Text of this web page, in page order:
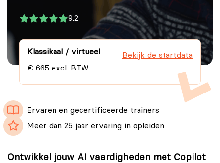
9.2
Klassikaal / virtueel
€ 665 excl. BTW
Bekijk de startdata
Ervaren en gecertificeerde trainers
Meer dan 25 jaar ervaring in opleiden
Ontwikkel jouw AI vaardigheden met Copilot